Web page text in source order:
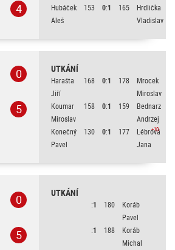
4
Hubáček
Aleš
153 0:1 165
Hrdlička
Vladislav
0
5
UTKÁNÍ
Harašta
Jiří
168 0:1 178
Mrocek
Miroslav
Koumar
Miroslav
158 0:1 159
Bednarz
Andrzej
Konečný
Pavel
130 0:1 177
Lébrová
Jana
+10
0
5
UTKÁNÍ
:1 180
Koráb
Pavel
:1 188
Koráb
Michal